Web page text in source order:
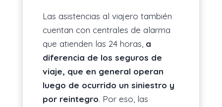
Las asistencias al viajero también
cuentan con centrales de alarma
que atienden las 24 horas, a
diferencia de los seguros de
viaje, que en general operan
luego de ocurrido un siniestro y
por reintegro. Por eso, las